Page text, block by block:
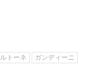
トーネ ガンディーニ